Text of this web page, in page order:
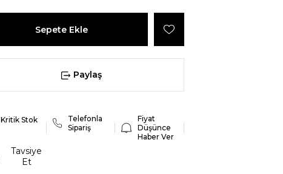
Paylaş
Kritik Stok
Telefonla
Sipariş
Fiyat
Düşünce
Haber Ver
Tavsiye
Et